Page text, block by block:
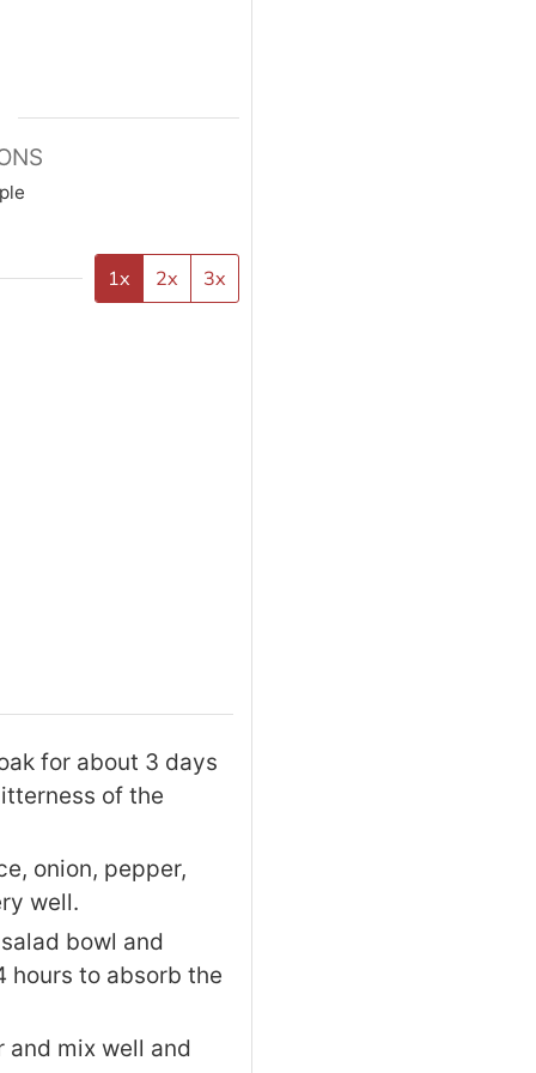
1x 2x 3x
for about 3 days
of the
onion, pepper,
well.
bowl and
hours to absorb the
mix well and